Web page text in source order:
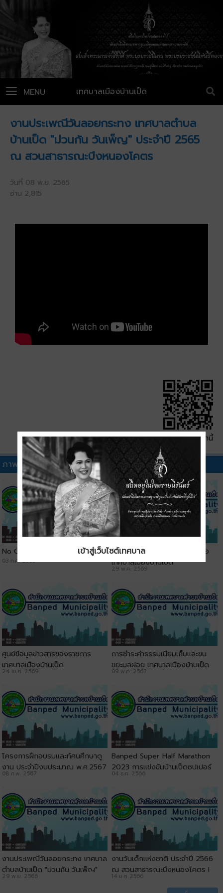
เทศบาลเมืองบ้านเป็ด
MENU
งานประเพณีวันลอยกระทง เทศบาลตำบล
บ้านเป็ด "ม่วนกัน วันเพ็ญ" ประจำปี 2565
ณ สวนสาธารณะบึงหนองโคตร
วันที่ 08 พ.ย. 2565
อ่าน 2,815
QR Code หน้านี้
ภาพวิดีทัศน์อื่นๆ
No Gift Policy
03 ก.ค. 2569
ประชาสัมพันธ์ช่องทางการติดต่อ
เทศบาลเมืองบ้านเป็ด
29 พ.ค. 2569
ศูนย์ข้อมูลข่าวสารของราชการ
เทศบาลเมืองบ้านเป็ด
24 เม.ย. 2569
การชำระค่าธรรมเนียมเก็บและขน
ขยะมูลฝอย เทศบาลเมืองบ้านเป็ด
09 พ.ค. 2567
โครงการฝึกอบรมและทัศนศึกษาดู
งาน ประจำปีงบประมาณ พ.ศ.2567
l เทศบาลตำบลบ้านเป็ด
08 ก.พ. 2567
ฺBanped Super Half Marathon
2023 การแข่งขันบ้านเป็ดซุปเปอร์
ฮาร์ฟมาราธอน ครั้งที่ 12
04 ธ.ค. 2566
งานประเพณีวันลอยกระทง เทศบาล
ตำบลบ้านเป็ด "ม่วนกัน วันเพ็ญ"
ประจำปี 2566 ณ สวนสาธารณะบึง
29 พ.ย. 2566
งานวันเด็กแห่งชาติ ประจำปี 2566
ณ สวนสาธารณะบึงหนองโคตร l
เทศบาลตำบลบ้านเป็ด
14 ม.ค 2566
เข้าสู่เว็บไซต์เทศบาล